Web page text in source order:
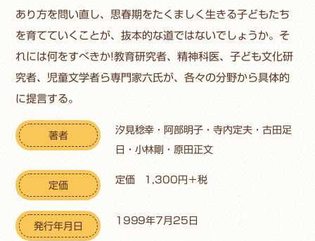
あり方を問い直し、思春期をたくましく生きる子どもたち
を育てていくことが、抜本的な道ではないでしょうか。そ
れには何をすべきか!教育研究者、精神科医、子ども文化研
究者、児童文学者ら専門家六氏が、各々の分野から具体的
に提言する。
著者
汐見稔幸・阿部明子・寺内定夫・古田足
日・小林剛・原田正文
定価
定価 1,300円＋税
発行年月日
1999年7月25日